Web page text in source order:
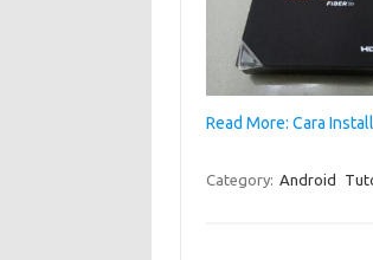
Read More: Cara
Category: Android